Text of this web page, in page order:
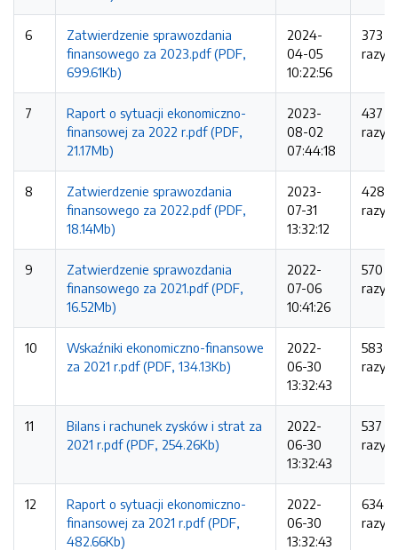
6
Zatwierdzenie sprawozdania
finansowego za 2023.pdf (PDF,
699.61Kb)
2024-
04-05
10:22:56
373
razy
7
Raport o sytuacji ekonomiczno-
finansowej za 2022 r.pdf (PDF,
21.17Mb)
2023-
08-02
07:44:18
437
razy
8
Zatwierdzenie sprawozdania
finansowego za 2022.pdf (PDF,
18.14Mb)
2023-
07-31
13:32:12
428
razy
9
Zatwierdzenie sprawozdania
finansowego za 2021.pdf (PDF,
16.52Mb)
2022-
07-06
10:41:26
570
razy
10
Wskaźniki ekonomiczno-finansowe
za 2021 r.pdf (PDF, 134.13Kb)
2022-
06-30
13:32:43
583
razy
11
Bilans i rachunek zysków i strat za
2021 r.pdf (PDF, 254.26Kb)
2022-
06-30
13:32:43
537
razy
12
Raport o sytuacji ekonomiczno-
finansowej za 2021 r.pdf (PDF,
482.66Kb)
2022-
06-30
13:32:43
634
razy